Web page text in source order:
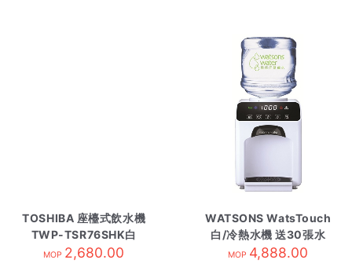
TOSHIBA 座檯式飲水機
TWP-TSR76SHK白
MOP 2,680.00
WATSONS WatsTouch
白/冷熱水機 送30張水
券/需訂貨
MOP 4,888.00